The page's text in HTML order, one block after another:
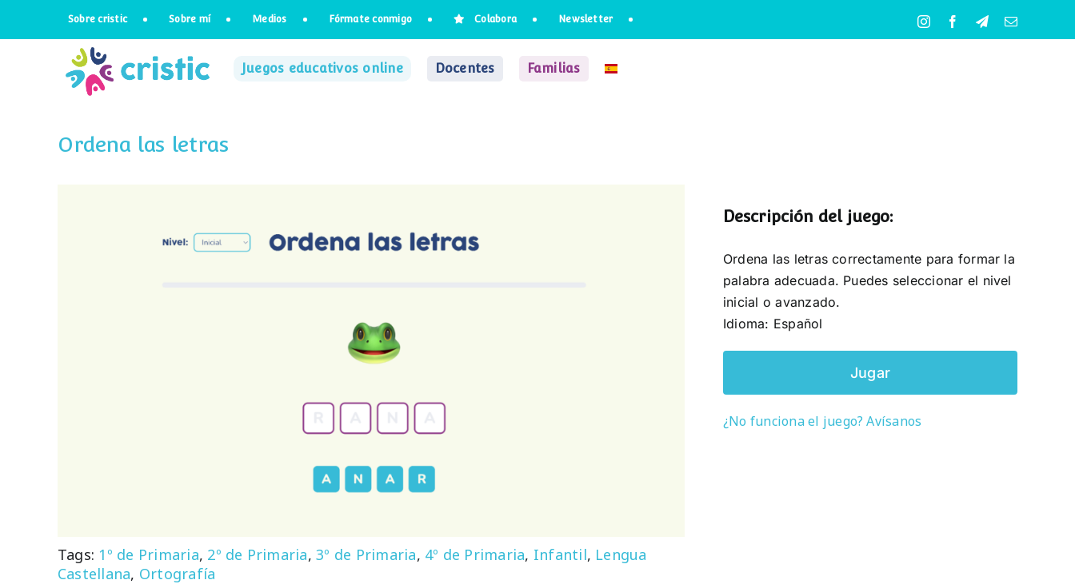
Sobre cristic Sobre mí Medios Fórmate conmigo Colabora Newsletter InstagramFacebookTelegramCorreo
Juegos educativos online Docentes Familias
Ordena las letras
Tags: 1º de Primaria, 2º de Primaria,3º de Primaria, 4º de Primaria, Infantil, Lengua
Castellana, Ortografía
Descripción del juego:
Ordena las letras correctamente para formar la
palabra adecuada. Puedes seleccionar el nivel
inicial o avanzado.
Idioma: Español
Jugar
¿No funciona el juego? Avísanos